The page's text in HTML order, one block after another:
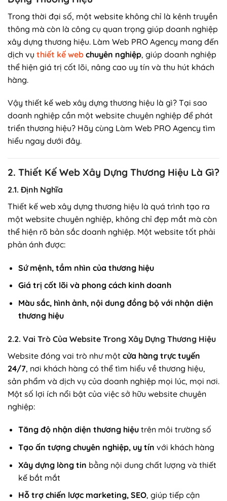
Trong thời đại số, một website không chỉ là kênh truyền
thông mà còn là công cụ quan trọng giúp doanh nghiệp
xây dựng thương hiệu. Làm Web PRO Agency mang đến
dịch vụ thiết kế web chuyên nghiệp, giúp doanh nghiệp
thể hiện giá trị cốt lõi, nâng cao uy tín và thu hút khách
hàng.
Vậy thiết kế web xây dựng thương hiệu là gì? Tại sao
doanh nghiệp cần một website chuyên nghiệp để phát
triển thương hiệu? Hãy cùng Làm Web PRO Agency tìm
hiểu ngay dưới đây.
2. Thiết Kế Web Xây Dựng Thương Hiệu Là Gì?
2.1. Định Nghĩa
Thiết kế web xây dựng thương hiệu là quá trình tạo ra
một website chuyên nghiệp, không chỉ đẹp mắt mà còn
thể hiện rõ bản sắc doanh nghiệp. Một website tốt phải
phản ánh được:
Sứ mệnh, tầm nhìn của thương hiệu
Giá trị cốt lõi và phong cách kinh doanh
Màu sắc, hình ảnh, nội dung đồng bộ với nhận diện
thương hiệu
2.2. Vai Trò Của Website Trong Xây Dựng Thương Hiệu
Website đóng vai trò như một cửa hàng trực tuyến
24/7, nơi khách hàng có thể tìm hiểu về thương hiệu,
sản phẩm và dịch vụ của doanh nghiệp mọi lúc, mọi nơi.
Một số lợi ích nổi bật của việc sở hữu website chuyên
nghiệp:
Tăng độ nhận diện thương hiệutrên môi trường số
Tạo ấn tượng chuyên nghiệp, uy tín với khách hàng
Xây dựng lòng tin bằng nội dung chất lượng và thiết
kế bắt mắt
Hỗ trợ chiến lược marketing, SEO, giúp tiếp cận